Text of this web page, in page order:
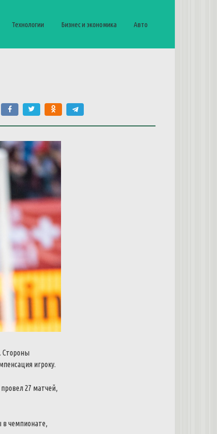
Технологии Бизнес и экономика Авто
Стороны
игроку.
27 матчей,
в чемпионате,